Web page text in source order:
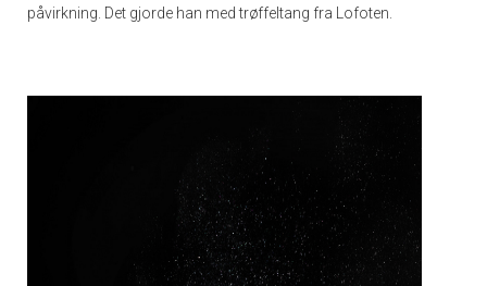
påvirkning. Det gjorde han med trøffeltang fra Lofoten.